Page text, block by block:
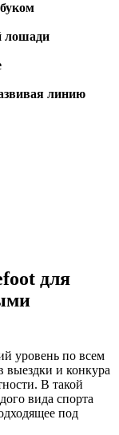
лошади
линию
для
уровень по всем
выездки и конкура
В такой
вида спорта
под